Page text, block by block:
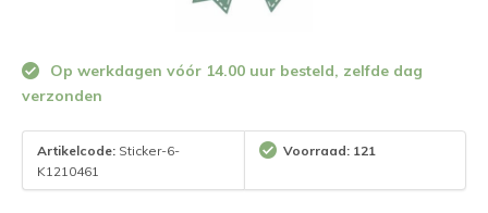
Op werkdagen vóór 14.00 uur besteld, zelfde dag
verzonden
Artikelcode: Sticker-6-
K1210461
Voorraad: 121